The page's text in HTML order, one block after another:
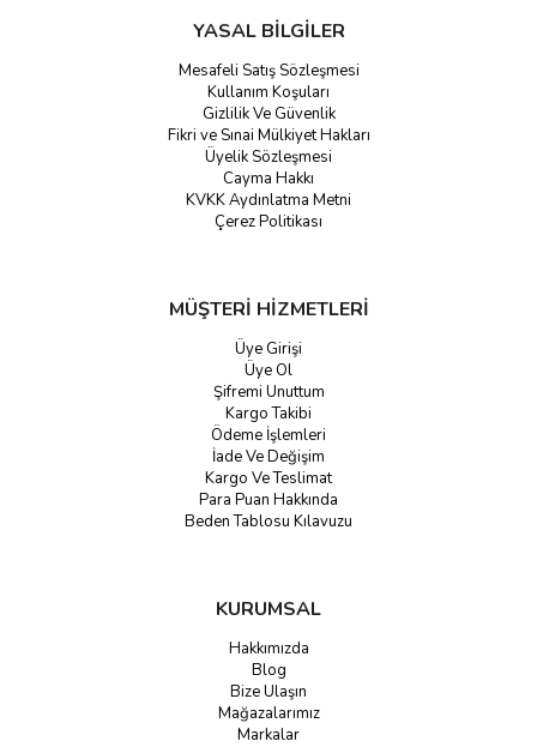
YASAL BİLGİLER
Mesafeli Satış Sözleşmesi
Kullanım Koşuları
Gizlilik Ve Güvenlik
Fikri ve Sınai Mülkiyet Hakları
Üyelik Sözleşmesi
Cayma Hakkı
KVKK Aydınlatma Metni
Çerez Politikası
MÜŞTERİ HİZMETLERİ
Üye Girişi
Üye Ol
Şifremi Unuttum
Kargo Takibi
Ödeme İşlemleri
İade Ve Değişim
Kargo Ve Teslimat
Para Puan Hakkında
Beden Tablosu Kılavuzu
KURUMSAL
Hakkımızda
Blog
Bize Ulaşın
Mağazalarımız
Markalar